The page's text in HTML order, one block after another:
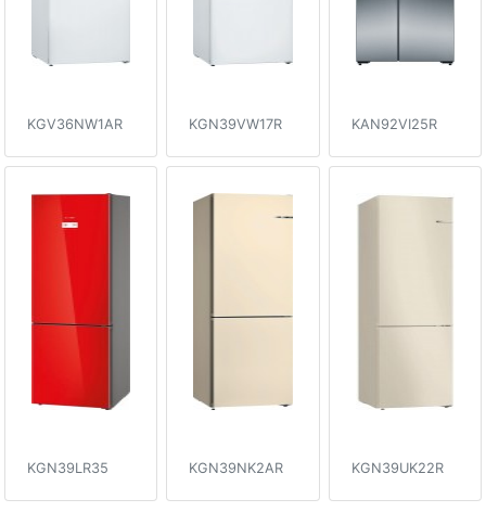
KGV36NW1AR KGN39VW17R KAN92VI25R
KGN39LR35 KGN39NK2AR KGN39UK22R